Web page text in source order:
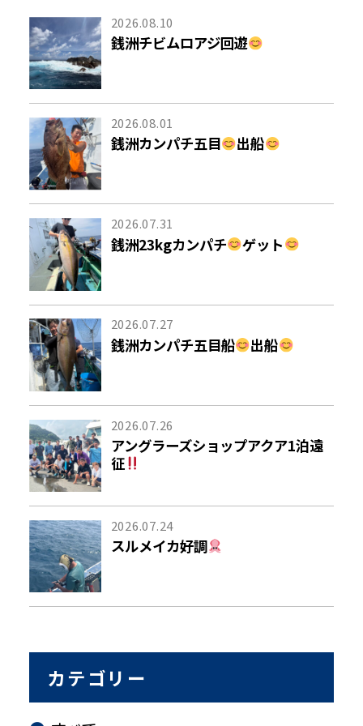
2026.08.10
銭洲チビムロアジ回遊
2026.08.01
銭洲カンパチ五目 出船
2026.07.31
銭洲23kgカンパチ ゲット
2026.07.27
銭洲カンパチ五目船 出船
2026.07.26
アングラーズショップアクア1泊遠
征
2026.07.24
スルメイカ好調
カテゴリー